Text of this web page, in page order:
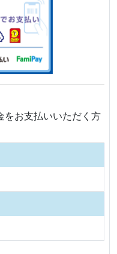
をお支払いいただく方